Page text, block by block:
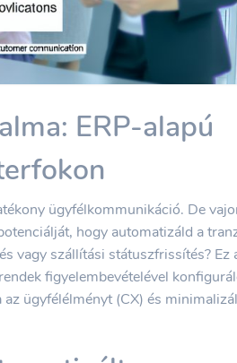
ERP-alapú
ügyfélkommunikáció. De
hogy automatizáld a
vagy szállítási státuszfrissítés? Ez
figyelembevételével
ügyfélélményt (CX) és